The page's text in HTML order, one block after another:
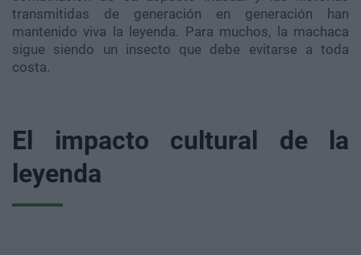
transmitidas de generación en generación han
mantenido viva la leyenda. Para muchos, la machaca
sigue siendo un insecto que debe evitarse a toda
costa.
El impacto cultural de la
leyenda